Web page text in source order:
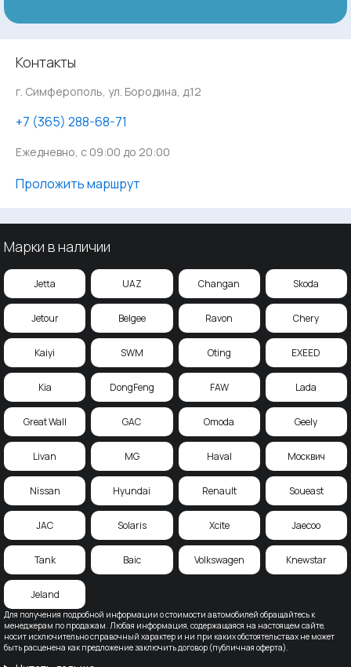
Контакты
г. Симферополь, ул. Бородина, д.12
‪+7 (365) 288-68-71
Ежедневно, с 09:00 до 20:00
Проложить маршрут
Для получения подробной информации о стоимости автомобилей обращайтесь к
менеджерам по продажам. Любая информация, содержащаяся на настоящем сайте,
носит исключительно справочный характер и ни при каких обстоятельствах не может
быть расценена как предложение заключить договор (публичная оферта).
Марки в наличии
Jetta UAZ Changan Skoda
Jetour Belgee Ravon Chery
Kaiyi SWM Oting EXEED
Kia DongFeng FAW Lada
Great Wall GAC Omoda Geely
Livan MG Haval Москвич
Nissan Hyundai Renault Soueast
JAC Solaris Xcite Jaecoo
Tank Baic Volkswagen Knewstar
Jeland